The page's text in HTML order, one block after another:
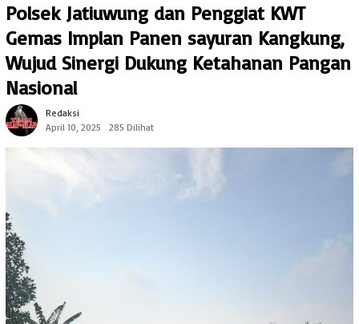
Polsek Jatiuwung dan Penggiat KWT
Gemas Implan Panen sayuran Kangkung,
Wujud Sinergi Dukung Ketahanan Pangan
Nasional
Redaksi
April 10, 2025
285 Dilihat